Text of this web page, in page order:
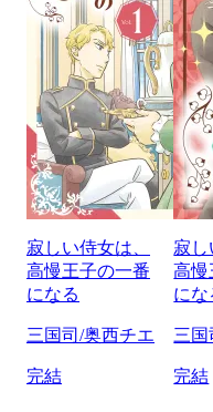
寂しい侍女は、
高慢王子の一番
になる
三国司/奥西チエ
完結
寂し
高慢
にな
三国
完結